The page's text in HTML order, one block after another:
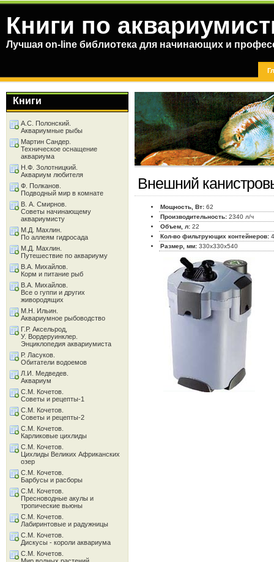
Книги по
Лучшая on-line библиотека для начинающих и
Внешний
Мощность, Вт: 62
Производительность: 2340 л/ч
Объем, л: 22
Кол-во фильтрующих контейнеров: 4
Размер, мм: 330x330x540
Книги
А.С. Полонский.
Аквариумные рыбы
Мартин Сандер.
Техническое оснащение
аквариума
Н.Ф. Золотницкий.
Аквариум любителя
Ф. Полканов.
Подводный мир в комнате
В. А. Смирнов.
Советы начинающему
аквариумисту
М.Д. Махлин.
По аллеям гидросада
М.Д. Махлин.
Путешествие по аквариуму
В.А. Михайлов.
Корм и питание рыб
В.А. Михайлов.
Все о гуппи и других
живородящих
М.Н. Ильин.
Аквариумное рыбоводство
Г.Р. Аксельрод,
У. Вордеруинклер.
Энциклопедия аквариумиста
Р. Ласуков.
Обитатели водоемов
Л.И. Медведев.
Аквариум
С.М. Кочетов.
Советы и рецепты-1
С.М. Кочетов.
Советы и рецепты-2
С.М. Кочетов.
Карликовые цихлиды
С.М. Кочетов.
Цихлиды Великих Африканских
озер
С.М. Кочетов.
Барбусы и расборы
С.М. Кочетов.
Пресноводные акулы и
тропические вьюны
С.М. Кочетов.
Лабиринтовые и радужницы
С.М. Кочетов.
Дискусы - короли аквариума
С.М. Кочетов.